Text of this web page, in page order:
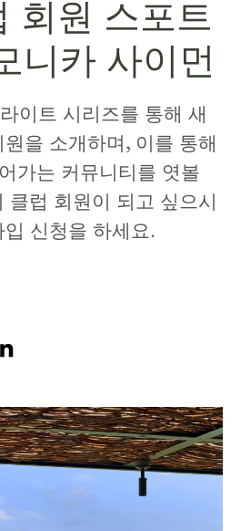
회원 스포트
니카 사이먼
이트 시리즈를 통해 새
을 소개하며, 이를 통해
가는 커뮤니티를 엿볼
클럽 회원이 되고 싶으시
신청을 하세요.